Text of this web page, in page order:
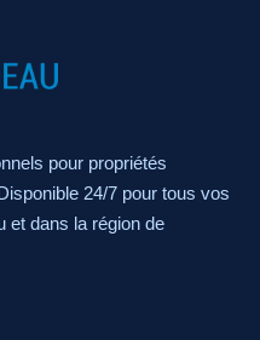
pour propriétés
24/7 pour tous vos
et dans la région de